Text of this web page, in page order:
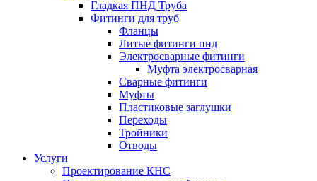
Гладкая ПНД Труба
Фитинги для труб
Фланцы
Литые фитинги пнд
Электросварные фитинги
Муфта электросварная
Сварные фитинги
Муфты
Пластиковые заглушки
Переходы
Тройники
Отводы
Услуги
Проектирование КНС